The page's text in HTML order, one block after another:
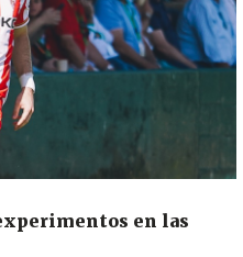
en las